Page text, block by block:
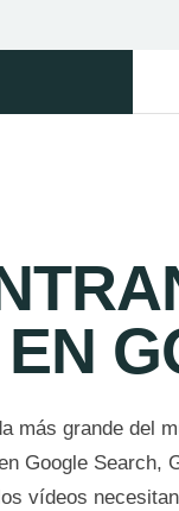
más grande del
Google Search,
vídeos